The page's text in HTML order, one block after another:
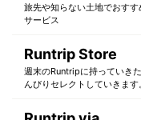
旅先や知らない土地でおす
サービス
Runtrip Store
週末のRuntripに持っていき
んびりセレクトしていきます。